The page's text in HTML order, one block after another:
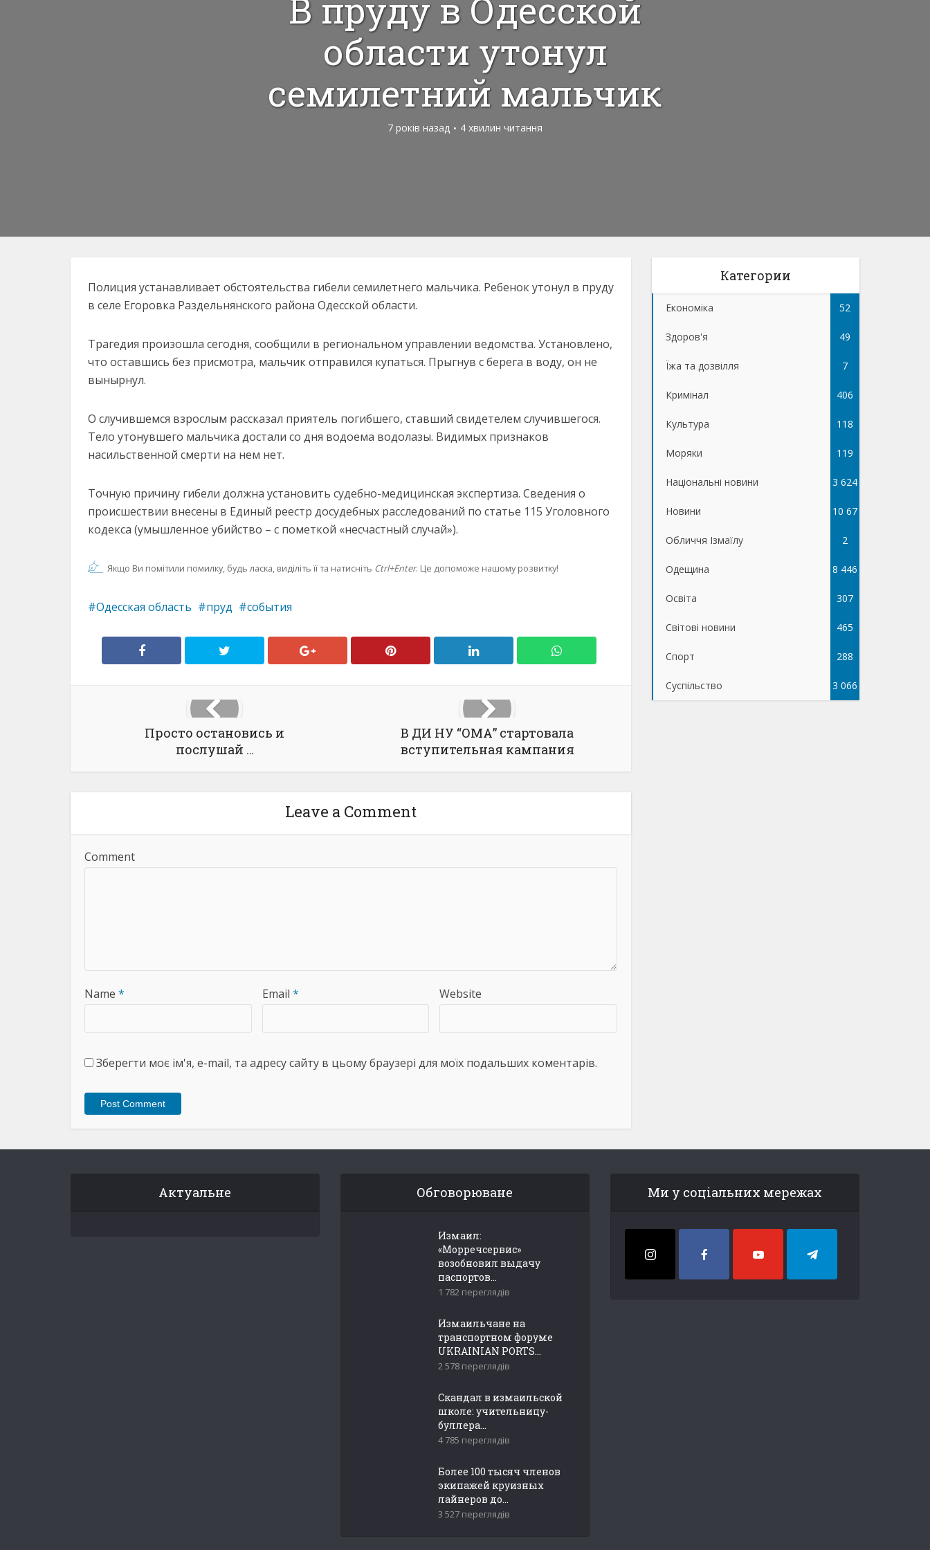
В пруду в Одесской
области утонул
семилетний мальчик
7 років назад 4 хвилин читання
Полиция устанавливает обстоятельства гибели семилетнего мальчика. Ребенок утонул в пруду
в селе Егоровка Раздельнянского района Одесской области.
Трагедия произошла сегодня, сообщили в региональном управлении ведомства. Установлено,
что оставшись без присмотра, мальчик отправился купаться. Прыгнув с берега в воду, он не
вынырнул.
О случившемся взрослым рассказал приятель погибшего, ставший свидетелем случившегося.
Тело утонувшего мальчика достали со дня водоема водолазы. Видимых признаков
насильственной смерти на нем нет.
Точную причину гибели должна установить судебно-медицинская экспертиза. Сведения о
происшествии внесены в Единый реестр досудебных расследований по статье 115 Уголовного
кодекса (умышленное убийство – с пометкой «несчастный случай»).
Якщо Ви помітили помилку, будь ласка, виділіть її та натисніть Ctrl+Enter. Це допоможе нашому розвитку!
Одесская область пруд события
Просто остановись и
послушай …
В ДИ НУ “ОМА” стартовала
вступительная кампания
Leave a Comment
Comment
Name * Email * Website
Зберегти моє ім'я, e-mail, та адресу сайту в цьому браузері для моїх подальших коментарів.
Категории
Економіка 52
Здоров'я 49
Їжа та дозвілля 7
Кримінал 406
Культура 118
Моряки 119
Національні новини 3 624
Новини 10 67
5
Обличчя Ізмаїлу 2
Одещина 8 446
Освіта 307
Світові новини 465
Спорт 288
Суспільство 3 066
Актуальне Обговорюване
Измаил:
«Морречсервис»
возобновил выдачу
паспортов...
1 782 переглядів
Измаильчане на
транспортном форуме
UKRAINIAN PORTS...
2 578 переглядів
Скандал в измаильской
школе: учительницу-
буллера...
4 785 переглядів
Более 100 тысяч членов
экипажей круизных
лайнеров до...
3 527 переглядів
Ми у соціальних мережах